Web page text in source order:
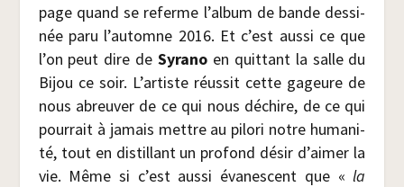
page quand se referme l’album de bande des­si­
née paru l’automne 2016. Et c’est aus­si ce que
l’on peut dire deSyra­no en quit­tant la salle du
Bijou ce soir. L’artiste réus­sit cette gageure de
nous abreu­ver de ce qui nous déchire, de ce qui
pour­rait à jamais mettre au pilo­ri notre huma­ni­
té, tout en dis­til­lant un pro­fond désir d’aimer la
vie. Même si c’est aus­si éva­nes­cent que «la